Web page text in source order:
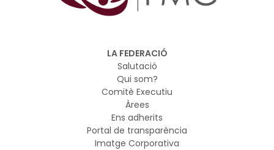
LA FEDERACIÓ
Salutació
Qui som?
Comitè Executiu
Àrees
Ens adherits
Portal de transparència
Imatge Corporativa